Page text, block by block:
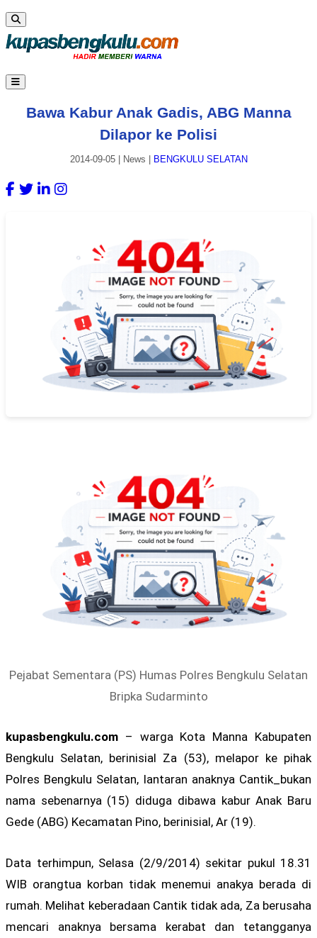
Bawa Kabur Anak Gadis, ABG Manna
Dilapor ke Polisi
2014-09-05| News BENGKULU SELATAN
Pejabat Sementara (PS) Humas Polres Bengkulu Selatan
Bripka Sudarminto
kupasbengkulu.com – warga Kota Manna Kabupaten
Bengkulu Selatan, berinisial Za (53), melapor ke pihak
Polres Bengkulu Selatan, lantaran anaknya Cantik_bukan
nama sebenarnya (15) diduga dibawa kabur Anak Baru
Gede (ABG) Kecamatan Pino, berinisial, Ar (19).
Data terhimpun, Selasa (2/9/2014) sekitar pukul 18.31
WIB orangtua korban tidak menemui anakya berada di
rumah. Melihat keberadaan Cantik tidak ada, Za berusaha
mencari anaknya bersama kerabat dan tetangganya